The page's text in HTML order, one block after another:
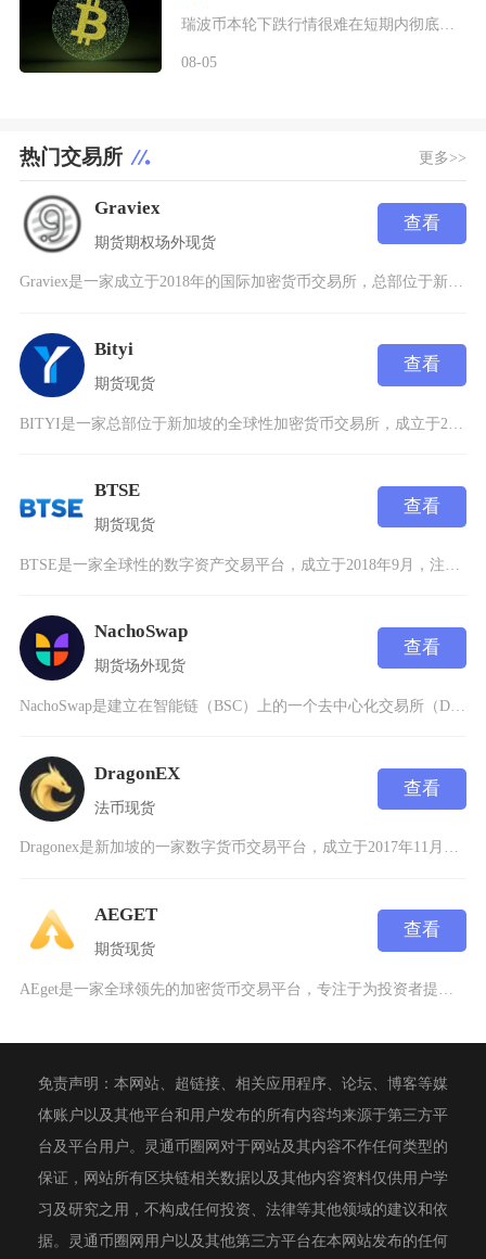
08-05
热门交易所 更多>>
Graviex
期货期权场外现货
查看
Graviex是一家成立于2018年的国际加密货币交易所，总部位于新加坡，前身为MXC抹茶
Bityi
期货现货
查看
BTSE
期货现货
查看
NachoSwap
期货场外现货
查看
NachoSwap是建立在智能链（BSC）上的一个去中心化交易所（DEX），成立于2022
DragonEX
法币现货
查看
Dragonex是新加坡的一家数字货币交易平台，成立于2017年11月，注册于新加坡，由原
AEGET
期货现货
查看
免责声明：本网站、超链接、相关应用程序、论坛、博客等媒
体账户以及其他平台和用户发布的所有内容均来源于第三方平
台及平台用户。灵通币圈网对于网站及其内容不作任何类型的
保证，网站所有区块链相关数据以及其他内容资料仅供用户学
习及研究之用，不构成任何投资、法律等其他领域的建议和依
据。灵通币圈网用户以及其他第三方平台在本网站发布的任何